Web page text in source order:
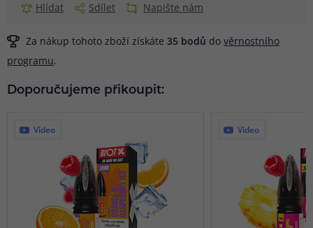
Hlídat
Sdílet Napište nám
Za nákup tohoto zboží získáte 35 bodů do věrnostního
programu.
Doporučujeme přikoupit:
Video Video